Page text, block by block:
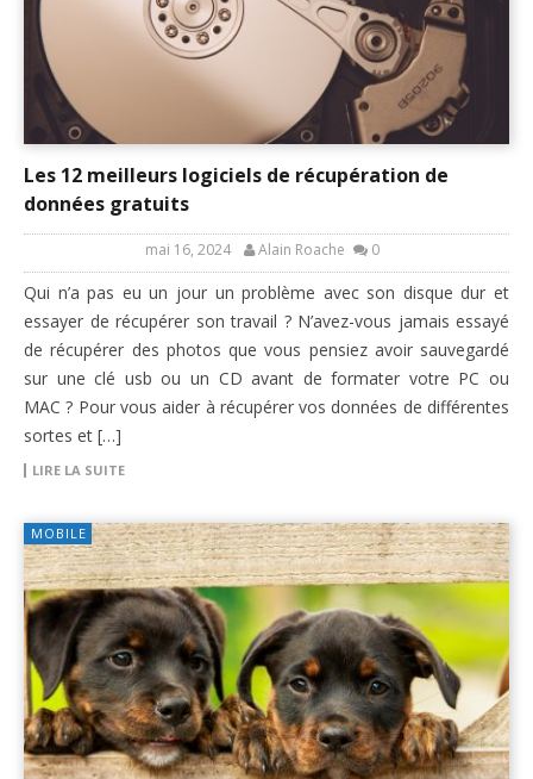
Les 12 meilleurs logiciels de récupération de
données gratuits
mai 16, 2024 Alain Roache 0
Qui n’a pas eu un jour un problème avec son disque dur et
essayer de récupérer son travail ? N’avez-vous jamais essayé
de récupérer des photos que vous pensiez avoir sauvegardé
sur une clé usb ou un CD avant de formater votre PC ou
MAC ? Pour vous aider à récupérer vos données de différentes
sortes et […]
LIRE LA SUITE
MOBILE